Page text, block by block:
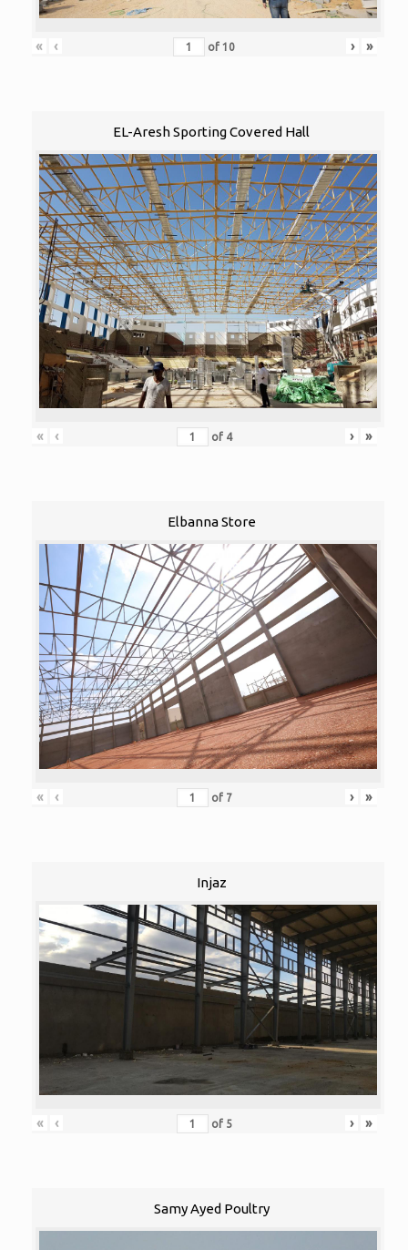
« ‹ of 10 › »
EL-Aresh Sporting Covered Hall
« ‹ of 4 › »
Elbanna Store
« ‹ of 7 › »
Injaz
« ‹ of 5 › »
Samy Ayed Poultry